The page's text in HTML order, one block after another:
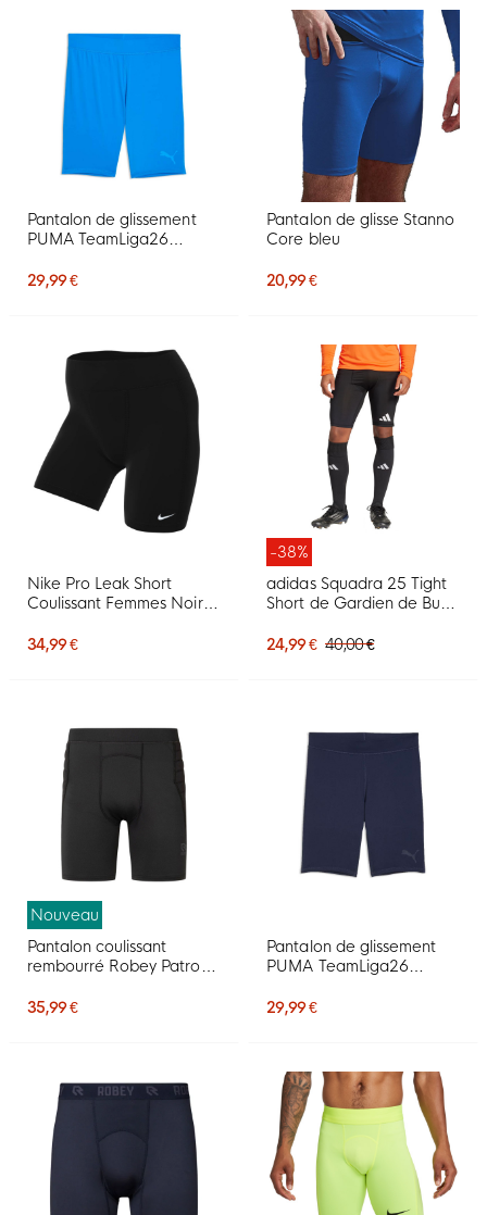
Pantalon de glissement
PUMA TeamLiga26
29,99 €
Pantalon de glisse Stanno
Core bleu
20,99 €
Nike Pro Leak Short
Coulissant Femmes Noir
34,99 €
-38%
adidas Squadra 25 Tight
Short de Gardien de But
24,99 € 40,00 €
Nouveau
Pantalon coulissant
rembourré Robey Patron
35,99 €
Pantalon de glissement
PUMA TeamLiga26
29,99 €